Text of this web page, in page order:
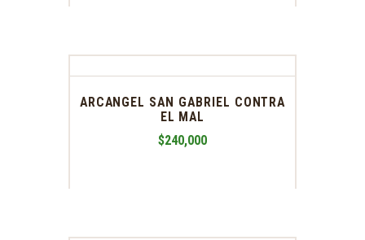
ARCANGEL SAN GABRIEL CONTRA
EL MAL
$240,000